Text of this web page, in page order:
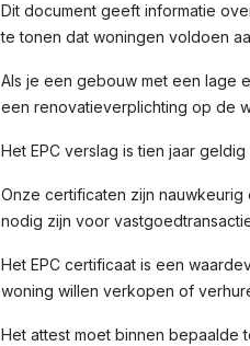
Dit document geeft informatie
te tonen dat woningen voldoen
Als je een gebouw met een lage
een renovatieverplichting op de
Het EPC verslag is tien jaar
Onze certificaten zijn
nodig zijn voor
Het EPC certificaat is een
woning willen verkopen of
Het attest moet binnen bepaalde